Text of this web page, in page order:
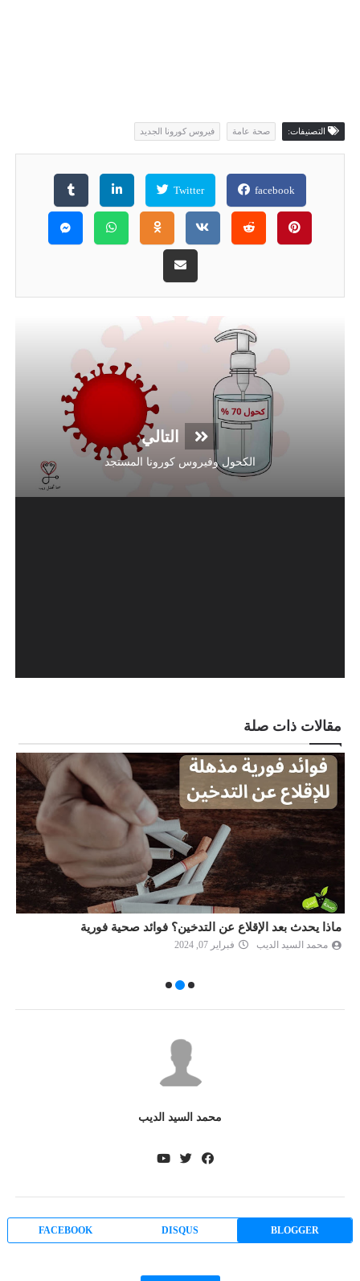
التصنيفات: صحة عامة فيروس كورونا الجديد
facebook
Twitter
التالي
الكحول وفيروس كورونا المستجد
مقالات ذات صلة
ماذا يحدث بعد الإقلاع عن التدخين؟ فوائد صحية فورية
محمد السيد الديب فبراير 07, 2024
محمد السيد الديب
BLOGGER
DISQUS
FACEBOOK